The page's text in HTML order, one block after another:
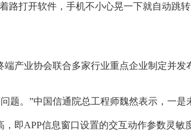
路打开软件，手机不小心晃一下就自动
业协会联合多家行业重点企业制定并发
。”中国信通院总工程师魏然表示，一
即APP信息窗口设置的交互动作参数灵